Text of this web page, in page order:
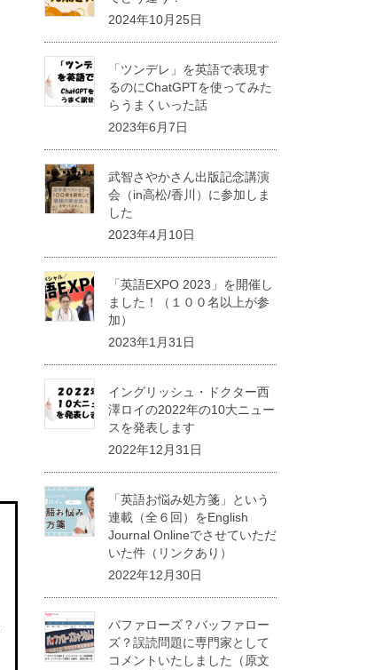
2024年10月25日
「ツンデレ」を英語で表現す
るのにChatGPTを使ってみた
らうまくいった話
2023年6月7日
武智さやかさん出版記念講演
会（in高松/香川）に参加しま
した
2023年4月10日
「英語EXPO 2023」を開催し
ました！（１００名以上が参
加）
2023年1月31日
イングリッシュ・ドクター西
澤ロイの2022年の10大ニュー
スを発表します
2022年12月31日
「英語お悩み処方箋」という
連載（全６回）をEnglish
Journal Onlineでさせていただ
いた件（リンクあり）
2022年12月30日
バファローズ？バッファロー
ズ？誤読問題に専門家として
コメントいたしました（原文